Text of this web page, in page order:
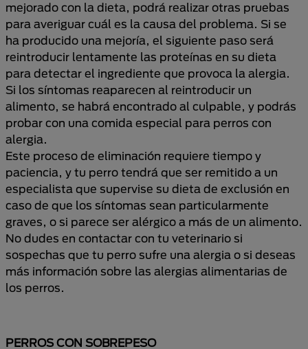
mejorado con la dieta, podrá realizar otras pruebas
para averiguar cuál es la causa del problema. Si se
ha producido una mejoría, el siguiente paso será
reintroducir lentamente las proteínas en su dieta
para detectar el ingrediente que provoca la alergia.
Si los síntomas reaparecen al reintroducir un
alimento, se habrá encontrado al culpable, y podrás
probar con una comida especial para perros con
alergia.
Este proceso de eliminación requiere tiempo y
paciencia, y tu perro tendrá que ser remitido a un
especialista que supervise su dieta de exclusión en
caso de que los síntomas sean particularmente
graves, o si parece ser alérgico a más de un alimento.
No dudes en contactar con tu veterinario si
sospechas que tu perro sufre una alergia o si deseas
más información sobre las alergias alimentarias de
los perros.
PERROS CON SOBREPESO